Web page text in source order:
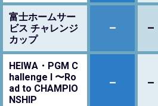
富士ホームサー
ビス チャレンジ
カップ
– –
HEIWA・PGM C
hallenge I 〜Ro
ad to CHAMPIO
NSHIP
– –